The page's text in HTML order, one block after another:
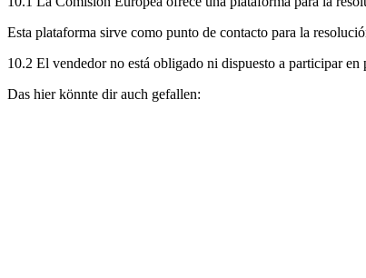
Esta plataforma sirve como punto de contacto para la
10.2 El vendedor no está obligado ni dispuesto a participar
Das hier könnte dir auch gefallen: